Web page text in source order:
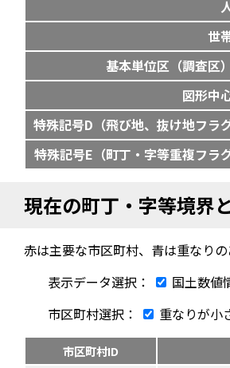
世
基本単位区（調査区
図形中
特殊記号D（飛び地、抜け地フラグ
特殊記号E（町丁・字等重複フラグ
現在の町丁・字等境界
赤は主要な市区町村、青は重なり
表示データ選択：
国土数値
市区町村選択：
重なりが小
市区町村ID